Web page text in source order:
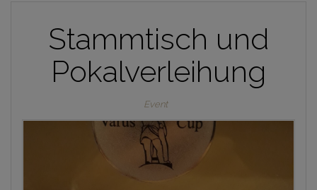
Stammtisch und
Pokalverleihung
Event